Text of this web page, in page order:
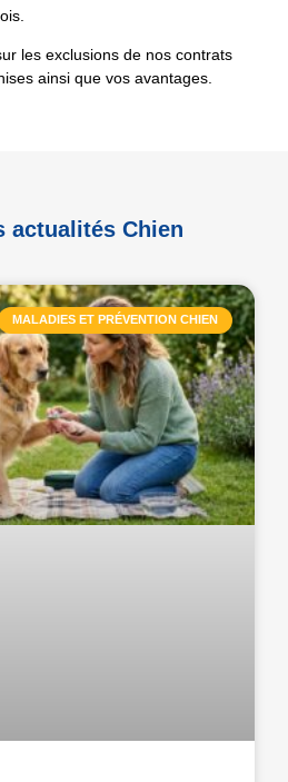
les exclusions de nos contrats
ainsi que vos avantages.
actualités Chien
MALADIES ET PRÉVENTION CHIEN